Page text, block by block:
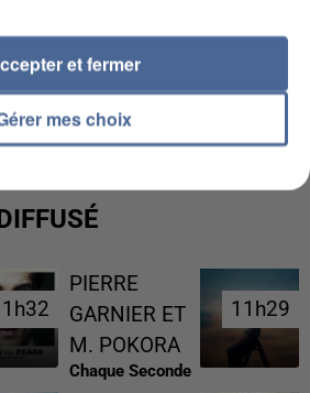
SUPPOSÉS DE LA DZ
EN ALGÉRIE
PIERRE
GARNIER ET
M. POKORA
Chaque Seconde
11h29
11h29
mes choix
et fermer